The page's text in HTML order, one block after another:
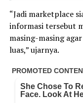
“Jadi marketplace
informasi tersebut
masing-masing
luas,” ujarnya.